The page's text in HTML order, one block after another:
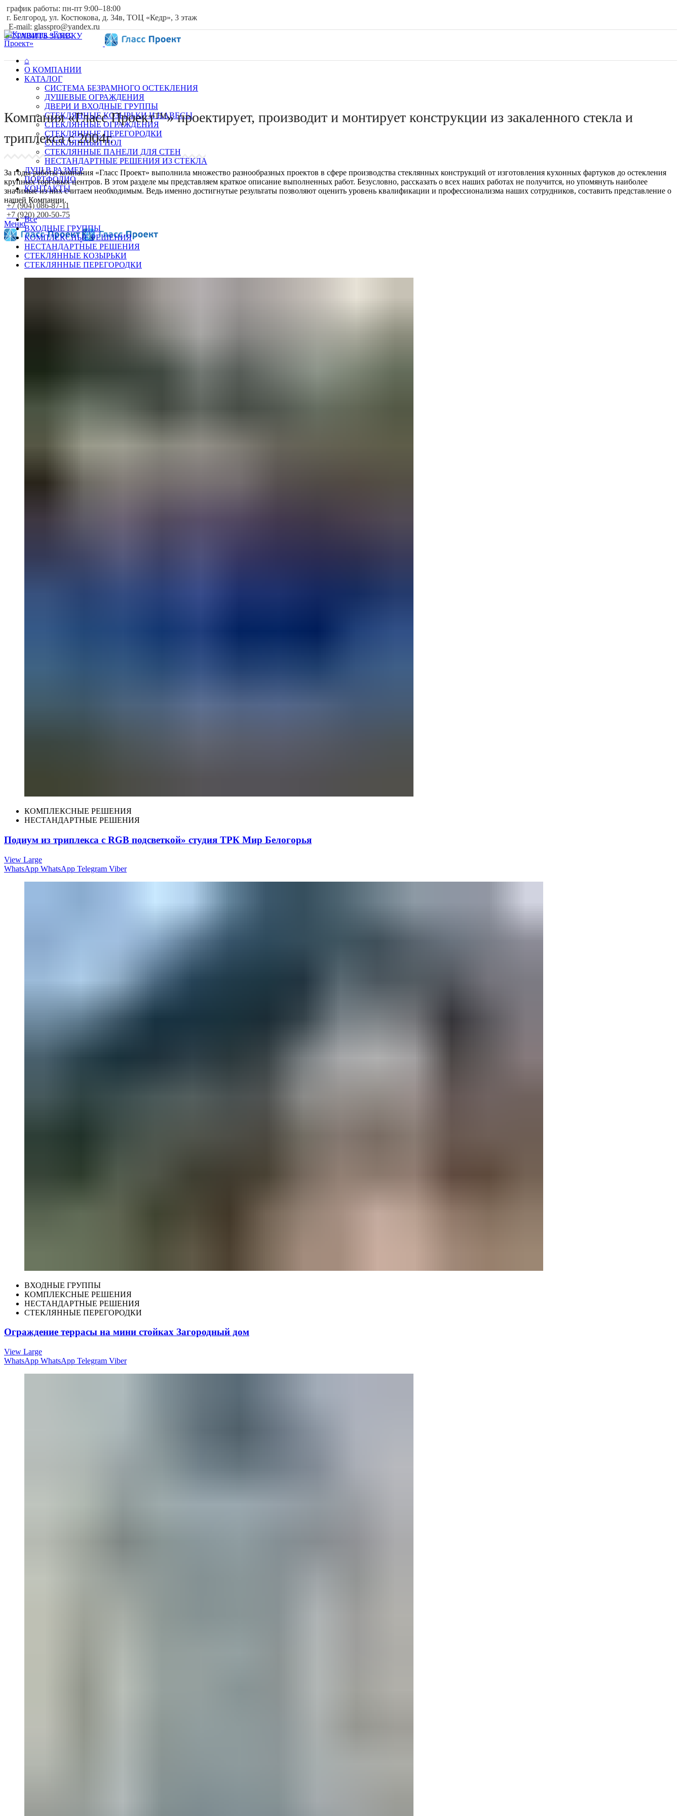
график работы: пн-пт 9:00–18:00
г. Белгород, ул. Костюкова, д. 34в, ТОЦ «Кедр», 3 этаж
E-mail: glasspro@yandex.ru
ОСТАВИТЬ ЗАЯВКУ
⌂
О КОМПАНИИ
КАТАЛОГ
СИСТЕМА БЕЗРАМНОГО ОСТЕКЛЕНИЯ
ДУШЕВЫЕ ОГРАЖДЕНИЯ
ДВЕРИ И ВХОДНЫЕ ГРУППЫ
СТЕКЛЯННЫЕ КОЗЫРЬКИ И НАВЕСЫ
СТЕКЛЯННЫЕ ОГРАЖДЕНИЯ
СТЕКЛЯННЫЕ ПЕРЕГОРОДКИ
СТЕКЛЯННЫЙ ПОЛ
СТЕКЛЯННЫЕ ПАНЕЛИ ДЛЯ СТЕН
НЕСТАНДАРТНЫЕ РЕШЕНИЯ ИЗ СТЕКЛА
ДУШ В РАЗМЕР
ПОРТФОЛИО
КОНТАКТЫ
+7 (904) 086-87-11
+7 (920) 200-50-75
Меню
Компания «Гласс ПроектТМ» проектирует, производит и монтирует конструкции из закаленного стекла и
триплекса c 2004г.
За годы работы компания «Гласс Проект» выполнила множество разнообразных проектов в сфере производства стеклянных конструкций от изготовления кухонных фартуков до остекления
крупных торговых центров. В этом разделе мы представляем краткое описание выполненных работ. Безусловно, рассказать о всех наших работах не получится, но упомянуть наиболее
значимые из них считаем необходимым. Ведь именно достигнутые результаты позволяют оценить уровень квалификации и профессионализма наших сотрудников, составить представление о
нашей Компании.
Все
ВХОДНЫЕ ГРУППЫ
КОМПЛЕКСНЫЕ РЕШЕНИЯ
НЕСТАНДАРТНЫЕ РЕШЕНИЯ
СТЕКЛЯННЫЕ КОЗЫРЬКИ
СТЕКЛЯННЫЕ ПЕРЕГОРОДКИ
КОМПЛЕКСНЫЕ РЕШЕНИЯ
НЕСТАНДАРТНЫЕ РЕШЕНИЯ
Подиум из триплекса с RGB подсветкой» студия ТРК Мир Белогорья
View Large
WhatsApp WhatsApp Telegram Viber
ВХОДНЫЕ ГРУППЫ
КОМПЛЕКСНЫЕ РЕШЕНИЯ
НЕСТАНДАРТНЫЕ РЕШЕНИЯ
СТЕКЛЯННЫЕ ПЕРЕГОРОДКИ
Ограждение террасы на мини стойках Загородный дом
View Large
WhatsApp WhatsApp Telegram Viber